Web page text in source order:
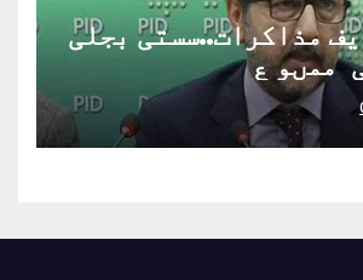
مذاکرات..سستی بجلی
ممںو ع